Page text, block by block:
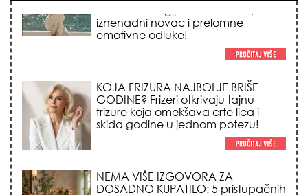
KOJA FRIZURA NAJBOLJE BRIŠE
GODINE? Frizeri otkrivaju tajnu
frizure koja omekšava crte lica i
NEMA VIŠE IZGOVORA ZA
DOSADNO KUPATILO: 5 pristupačnih
detalja iz JYSK-a koji trenutno
centar!